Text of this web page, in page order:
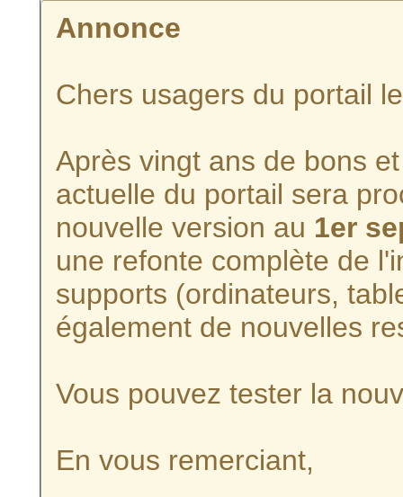
Annonce
Chers usagers du portail
Après vingt ans de bons
actuelle du portail sera
nouvelle version au 1er
une refonte complète de
supports (ordinateurs,
également de nouvelles
Vous pouvez tester la
En vous remerciant,